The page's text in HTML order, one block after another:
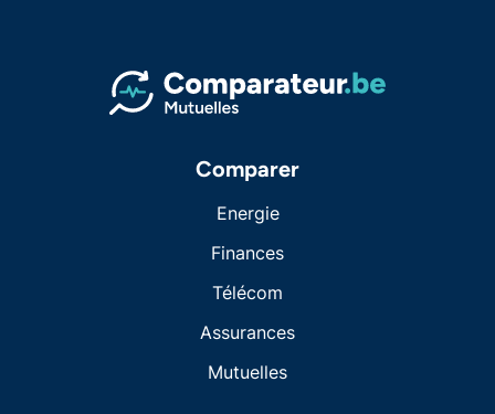
Comparer
Energie
Finances
Télécom
Assurances
Mutuelles